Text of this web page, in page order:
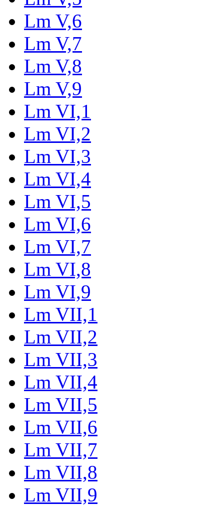
Lm V,6
Lm V,7
Lm V,8
Lm V,9
Lm VI,1
Lm VI,2
Lm VI,3
Lm VI,4
Lm VI,5
Lm VI,6
Lm VI,7
Lm VI,8
Lm VI,9
Lm VII,1
Lm VII,2
Lm VII,3
Lm VII,4
Lm VII,5
Lm VII,6
Lm VII,7
Lm VII,8
Lm VII,9